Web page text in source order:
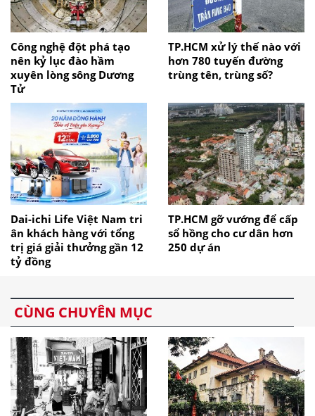
Công nghệ đột phá tạo
nên kỷ lục đào hầm
xuyên lòng sông Dương
Tử
TP.HCM xử lý thế nào với
hơn 780 tuyến đường
trùng tên, trùng số?
Dai-ichi Life Việt Nam tri
ân khách hàng với tổng
trị giá giải thưởng gần 12
tỷ đồng
TP.HCM gỡ vướng để cấp
sổ hồng cho cư dân hơn
250 dự án
CÙNG CHUYÊN MỤC